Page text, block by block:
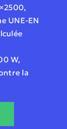
UNE-EN
W,
la